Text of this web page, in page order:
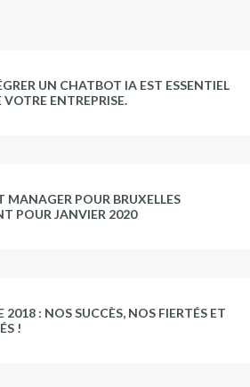
UN CHATBOT IA EST ESSENTIEL
VOTRE ENTREPRISE.
MANAGER POUR BRUXELLES
POUR JANVIER 2020
2018 : NOS SUCCÈS, NOS FIERTÉS ET
!